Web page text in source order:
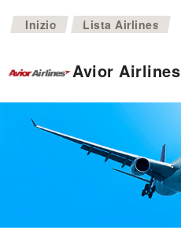
Inizio >
Lista Airlines
Avior Airlines